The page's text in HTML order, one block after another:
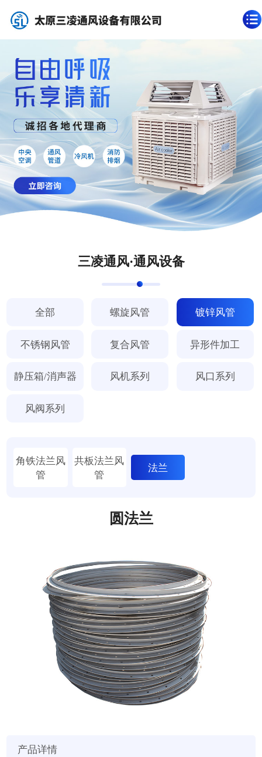
三凌通风·通风设备
全部 螺旋风管 镀锌风管
不锈钢风管 复合风管 异形件加工
静压箱/消声器 风机系列 风口系列
风阀系列
角铁法兰风
管
共板法兰风
管
法兰
圆法兰
产品详情